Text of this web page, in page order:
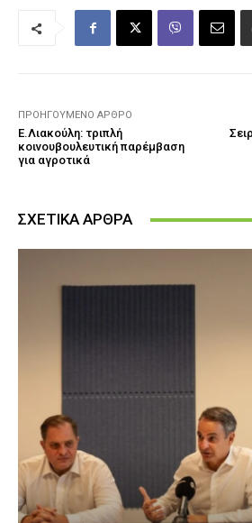
ΠΡΟΗΓΟΎΜΕΝΟ ΆΡΘΡΟ
Ε.Λιακούλη: τριπλή
κοινουβουλευτική παρέμβαση
για αγροτικά
ΣΧΕΤΙΚΑ ΑΡΘΡΑ